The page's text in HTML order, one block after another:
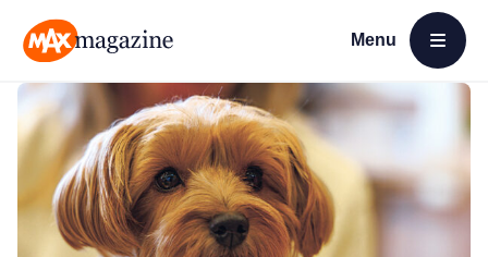
Menu
Open menu